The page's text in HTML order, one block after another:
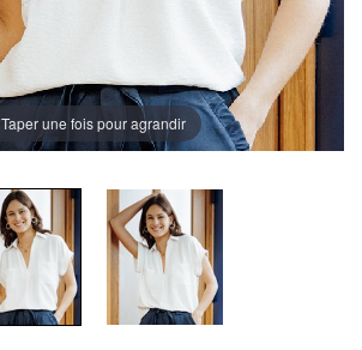
Taper une fois pour agrandir